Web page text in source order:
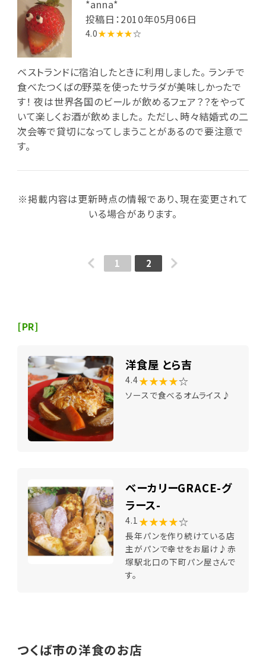
*anna*
投稿日：2010年05月06日
4.0★★★★☆
ベストランドに宿泊したときに利用しました。 ランチで
食べたつくばの野菜を使ったサラダが美味しかったで
す！ 夜は世界各国のビールが飲めるフェア？？をやって
いて楽しくお酒が飲めました。 ただし、時々結婚式の二
次会等で貸切になってしまうことがあるので要注意で
す。
※掲載内容は更新時点の情報であり、現在変更されて
いる場合があります。
1 2
[PR]
洋食屋 とら吉
4.4★★★★☆
ソースで食べるオムライス♪
ベーカリーGRACE-グ
ラース-
4.1 ★★★★☆
長年パンを作り続けている店
主がパンで幸せをお届け♪赤
塚駅北口の下町パン屋さんで
す。
つくば市の洋食のお店